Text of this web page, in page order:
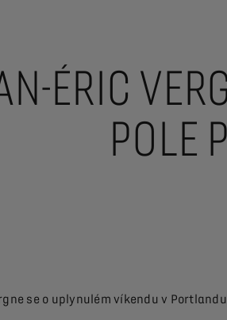
ÉRIC
POLE
se o uplynulém víkendu v